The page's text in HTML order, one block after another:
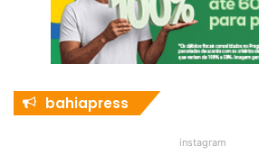
bahiapress
instagram